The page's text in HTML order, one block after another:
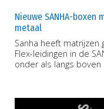
Nieuwe SANHA-
metaal
Sanha heeft
Flex-leidingen in de
onder als langs boven